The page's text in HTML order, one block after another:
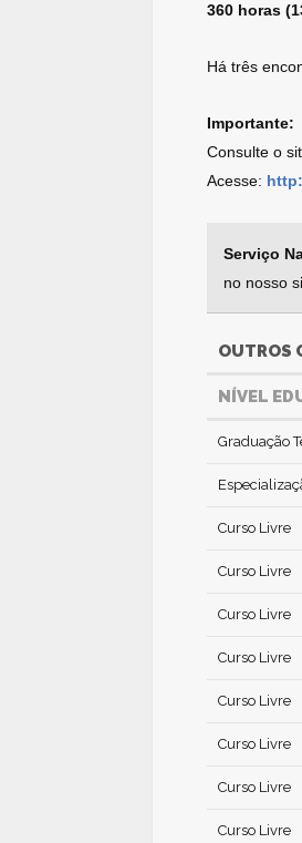
360 horas
Há três
Importante:
Consulte o
Acesse:
Serviço
no nosso
OUTROS
NÍVEL
Graduação
Curso Livre
Curso Livre
Curso Livre
Curso Livre
Curso Livre
Curso Livre
Curso Livre
Curso Livre